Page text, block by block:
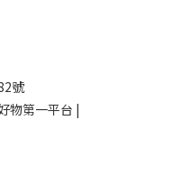
號
物第一平台 |